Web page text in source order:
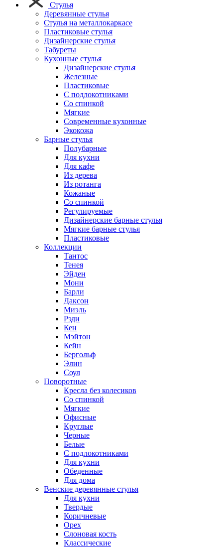
Стулья
Деревянные стулья
Стулья на металлокаркасе
Пластиковые стулья
Дизайнерские стулья
Табуреты
Кухонные стулья
Дизайнерские стулья
Железные
Пластиковые
С подлокотниками
Со спинкой
Мягкие
Современные кухонные
Экокожа
Барные стулья
Полубарные
Для кухни
Для кафе
Из дерева
Из ротанга
Кожаные
Со спинкой
Регулируемые
Дизайнерские барные стулья
Мягкие барные стулья
Пластиковые
Коллекции
Тантос
Тенея
Эйден
Мони
Барли
Даксон
Миэль
Рэди
Кен
Мэйтон
Кейн
Бергольф
Элин
Соул
Поворотные
Кресла без колесиков
Со спинкой
Мягкие
Офисные
Круглые
Черные
Белые
С подлокотниками
Для кухни
Обеденные
Для дома
Венские деревянные стулья
Для кухни
Твердые
Коричневые
Орех
Слоновая кость
Классические